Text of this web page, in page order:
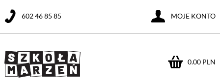
0.00 PLN
602 46 85 85 MOJE KONTO